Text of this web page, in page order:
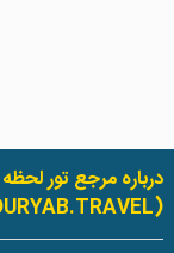
درباره مرجع تور
(TOURYAB.TRAVEL)